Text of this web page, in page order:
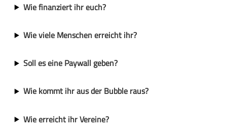
Wie finanziert ihr euch?
Wie viele Menschen erreicht ihr?
Soll es eine Paywall geben?
Wie kommt ihr aus der Bubble raus?
Wie erreicht ihr Vereine?